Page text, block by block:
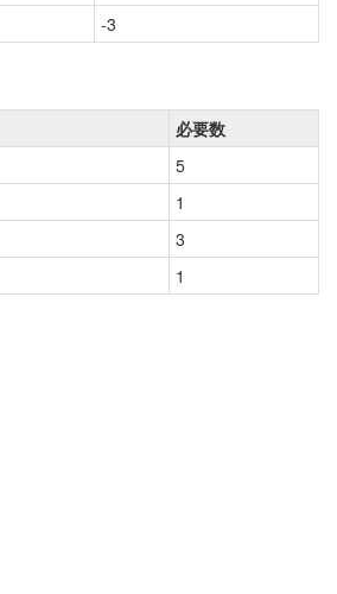
-3
必要数
5
1
3
1